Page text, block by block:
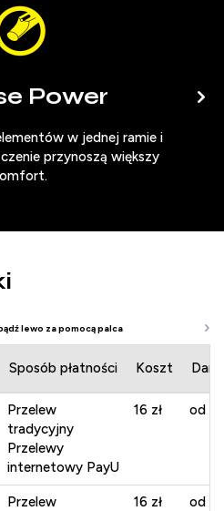
Power
w jednej ramie i
przynoszą większy
Sposób płatności Koszt
Przelew
tradycyjny
Przelewy
internetowy PayU
16 zł od
Przelew
16 zł od